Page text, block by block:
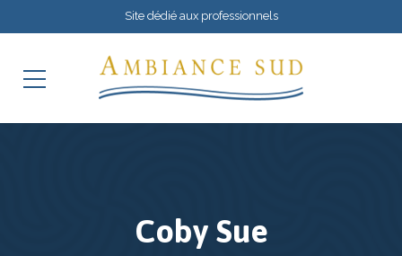
Site dédié aux professionnels
Coby Sue